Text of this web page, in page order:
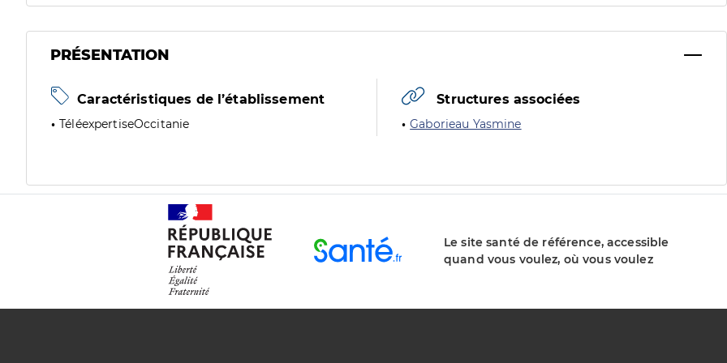
PRÉSENTATION
Caractéristiques de l’établissement
TéléexpertiseOccitanie
Structures associées
Gaborieau Yasmine
Le site santé de référence, accessible
quand vous voulez, où vous voulez